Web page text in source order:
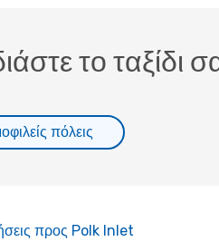
το ταξίδι
πόλεις
προς Polk Inlet